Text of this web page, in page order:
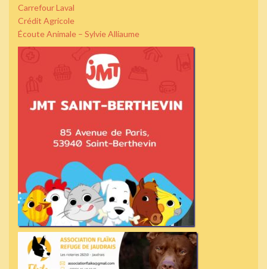
Carrefour Laval
Crédit Agricole
Écoute Animale – Sylvie Alliaume